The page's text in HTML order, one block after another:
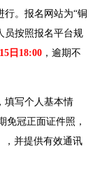
。报名网站为“铜
员按照报名平台规
日18:00，逾期不
填写个人基本情
免冠正面证件照，
，并提供有效通讯